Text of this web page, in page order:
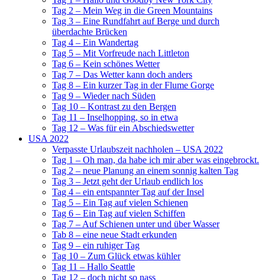
Tag 2 – Mein Weg in die Green Mountains
Tag 3 – Eine Rundfahrt auf Berge und durch
überdachte Brücken
Tag 4 – Ein Wandertag
Tag 5 – Mit Vorfreude nach Littleton
Tag 6 – Kein schönes Wetter
Tag 7 – Das Wetter kann doch anders
Tag 8 – Ein kurzer Tag in der Flume Gorge
Tag 9 – Wieder nach Süden
Tag 10 – Kontrast zu den Bergen
Tag 11 – Inselhopping, so in etwa
Tag 12 – Was für ein Abschiedswetter
USA 2022
Verpasste Urlaubszeit nachholen – USA 2022
Tag 1 – Oh man, da habe ich mir aber was eingebrockt.
Tag 2 – neue Planung an einem sonnig kalten Tag
Tag 3 – Jetzt geht der Urlaub endlich los
Tag 4 – ein entspannter Tag auf der Insel
Tag 5 – Ein Tag auf vielen Schienen
Tag 6 – Ein Tag auf vielen Schiffen
Tag 7 – Auf Schienen unter und über Wasser
Tab 8 – eine neue Stadt erkunden
Tag 9 – ein ruhiger Tag
Tag 10 – Zum Glück etwas kühler
Tag 11 – Hallo Seattle
Tag 12 – doch nicht so nass